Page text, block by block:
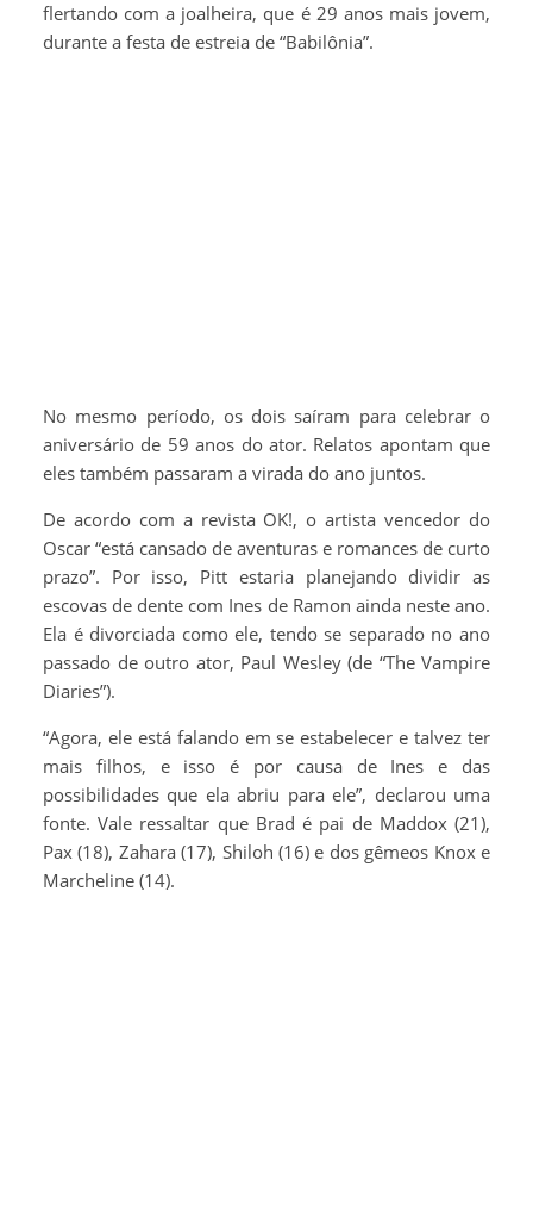
flertando com a joalheira, que é 29 anos mais jovem,
durante a festa de estreia de “Babilônia”.
No mesmo período, os dois saíram para celebrar o
aniversário de 59 anos do ator. Relatos apontam que
eles também passaram a virada do ano juntos.
De acordo com a revista OK!, o artista vencedor do
Oscar “está cansado de aventuras e romances de curto
prazo”. Por isso, Pitt estaria planejando dividir as
escovas de dente com Ines de Ramon ainda neste ano.
Ela é divorciada como ele, tendo se separado no ano
passado de outro ator, Paul Wesley (de “The Vampire
Diaries”).
“Agora, ele está falando em se estabelecer e talvez ter
mais filhos, e isso é por causa de Ines e das
possibilidades que ela abriu para ele”, declarou uma
fonte. Vale ressaltar que Brad é pai de Maddox (21),
Pax (18), Zahara (17), Shiloh (16) e dos gêmeos Knox e
Marcheline (14).